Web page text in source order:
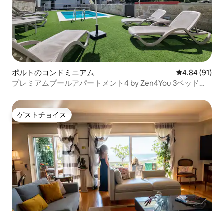
ポルトのコンドミニアム レビュー91
4.84 (91)
プレミアムプールアパートメント4 by Zen4You 3ベッドル
ゲストチョイス
ゲストチョイス